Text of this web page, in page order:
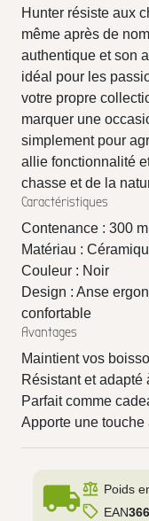
Hunter résiste aux
même après de
authentique et son
idéal pour les
votre propre
marquer une
simplement pour
allie fonctionnalité
chasse et de la
Caractéristiques
Contenance : 300 ml
Matériau :
Couleur : Noir
Design : Anse
confortable
Avantages
Maintient vos
Résistant et adapté
Parfait comme
Apporte une
local_shipping Poids
EAN